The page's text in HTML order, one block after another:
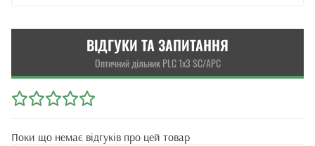
ВІДГУКИ ТА ЗАПИТАННЯ
Оптичний дільник PLC 1x3 SC/APC
Поки що немає відгуків про цей товар